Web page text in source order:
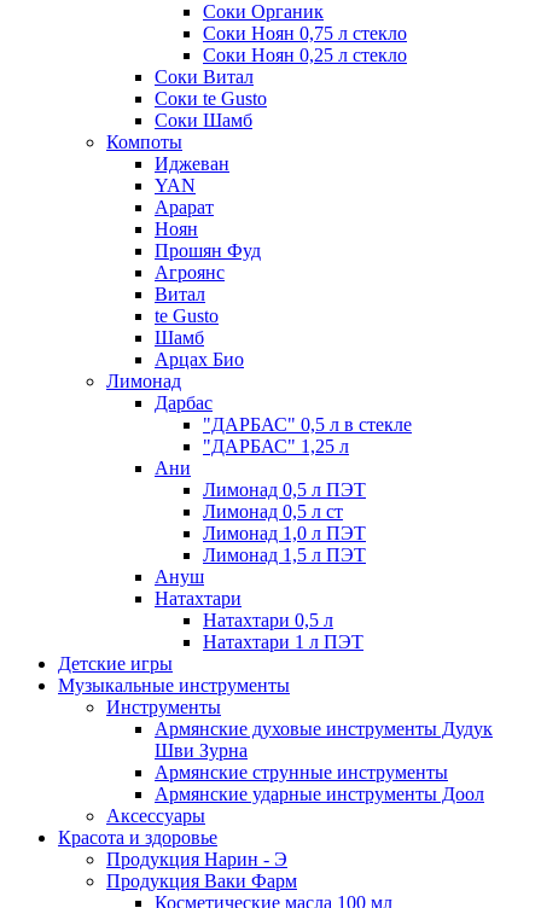
Соки Органик
Соки Ноян 0,75 л стекло
Соки Ноян 0,25 л стекло
Соки Витал
Соки te Gusto
Соки Шамб
Компоты
Иджеван
YAN
Арарат
Ноян
Прошян Фуд
Агроянс
Витал
te Gusto
Шамб
Арцах Био
Лимонад
Дарбас
"ДАРБАС" 0,5 л в стекле
"ДАРБАС" 1,25 л
Ани
Лимонад 0,5 л ПЭТ
Лимонад 0,5 л ст
Лимонад 1,0 л ПЭТ
Лимонад 1,5 л ПЭТ
Ануш
Натахтари
Натахтари 0,5 л
Натахтари 1 л ПЭТ
Детские игры
Музыкальные инструменты
Инструменты
Армянские духовые инструменты Дудук
Шви Зурна
Армянские струнные инструменты
Армянские ударные инструменты Доол
Аксессуары
Красота и здоровье
Продукция Нарин - Э
Продукция Ваки Фарм
Косметические масла 100 мл